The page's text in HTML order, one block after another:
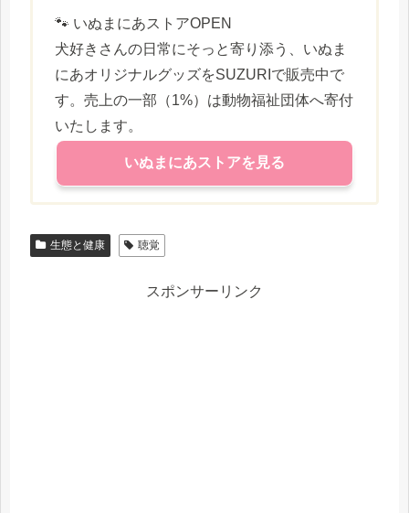
🐾 いぬまにあストアOPEN
犬好きさんの日常にそっと寄り添う、いぬま
にあオリジナルグッズをSUZURIで販売中で
す。売上の一部（1%）は動物福祉団体へ寄付
いたします。
いぬまにあストアを見る
生態と健康 聴覚
スポンサーリンク